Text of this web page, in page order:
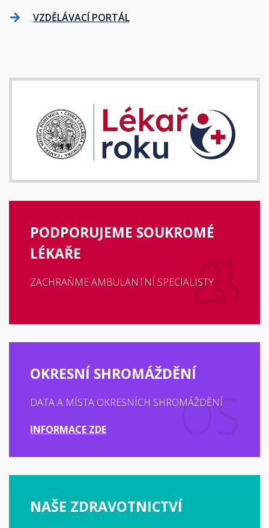
VZDĚLÁVACÍ PORTÁL
PODPORUJEME SOUKROMÉ
LÉKAŘE
ZACHRAŇME AMBULANTNÍ SPECIALISTY
OKRESNÍ SHROMÁŽDĚNÍ
DATA A MÍSTA OKRESNÍCH SHROMÁŽDĚNÍ
INFORMACE ZDE
NAŠE ZDRAVOTNICTVÍ